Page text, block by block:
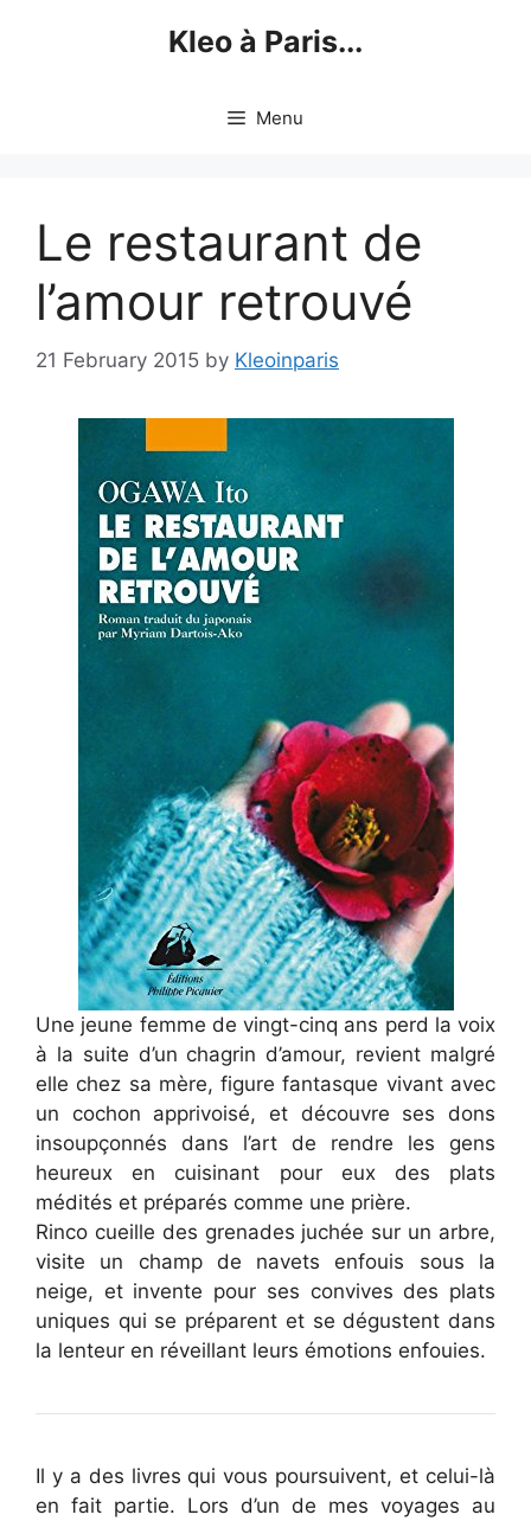
Kleo à Paris...
Menu
Le restaurant de
l’amour retrouvé
21 February 2015 by Kleoinparis
Une jeune femme de vingt-cinq ans perd la voix
à la suite d’un chagrin d’amour, revient malgré
elle chez sa mère, figure fantasque vivant avec
un cochon apprivoisé, et découvre ses dons
insoupçonnés dans l’art de rendre les gens
heureux en cuisinant pour eux des plats
médités et préparés comme une prière.
Rinco cueille des grenades juchée sur un arbre,
visite un champ de navets enfouis sous la
neige, et invente pour ses convives des plats
uniques qui se préparent et se dégustent dans
la lenteur en réveillant leurs émotions enfouies.
Il y a des livres qui vous poursuivent, et celui-là
en fait partie. Lors d’un de mes voyages au